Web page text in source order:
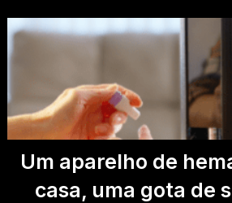
Um aparelho de
casa, uma gota de